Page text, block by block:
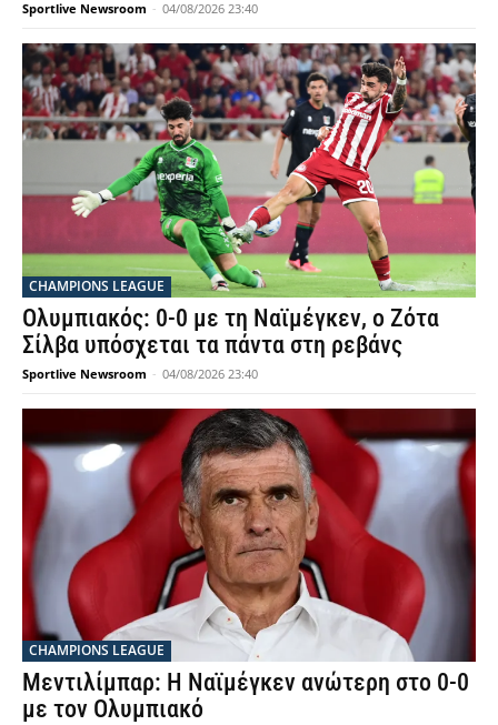
Sportlive Newsroom - 04/08/2026 23:40
CHAMPIONS LEAGUE
Ολυμπιακός: 0-0 με τη Ναϊμέγκεν, ο Ζότα
Σίλβα υπόσχεται τα πάντα στη ρεβάνς
Sportlive Newsroom - 04/08/2026 23:40
CHAMPIONS LEAGUE
Μεντιλίμπαρ: Η Ναϊμέγκεν ανώτερη στο 0-0
με τον Ολυμπιακό